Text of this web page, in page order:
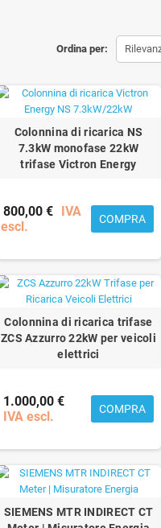
Ordina per:
Colonnina di ricarica NS
7.3kW monofase 22kW
trifase Victron Energy
800,00 € IVA
escl.
COMPRA
Colonnina di ricarica trifase
ZCS Azzurro 22kW per veicoli
elettrici
1.000,00 €
IVA escl.
COMPRA
SIEMENS MTR INDIRECT CT